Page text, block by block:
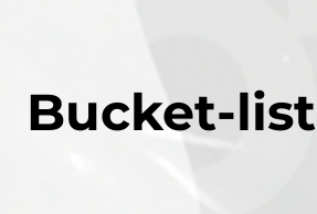
Bucket-list